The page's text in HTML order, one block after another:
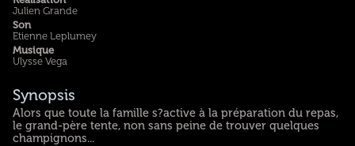
Julien Grande
Son
Etienne Leplumey
Musique
Ulysse Vega
Synopsis
Alors que toute la famille s?active à la préparation du repas,
le grand-père tente, non sans peine de trouver quelques
champignons...